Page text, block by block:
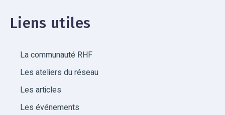
Liens utiles
La communauté RHF
Les ateliers du réseau
Les articles
Les événements